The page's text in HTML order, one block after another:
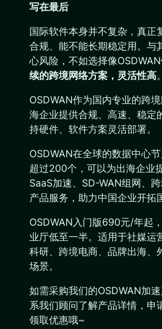
写在最后
国际软件本身并不复杂，真正
合规、能不能长期稳定用。与
心风险，不如选择像OSDWAN
续的跨境网络方案，灵活性高。
OSDWAN作为国内专业的跨
海企业提供合规、高速、稳定
持硬件、软件方案灵活部署。
OSDWAN在全球的数据中心
超过200个，可以为出海企业
SaaS加速、SD-WAN组网、
产品服务，助力中国企业开拓
OSDWAN入门版690元/年起
业厅低至一半。适用于社媒运
科研、跨境电商、品牌出海、
场景。
如需采购我们的OSDWAN加
系我们顾问了解产品详情，申
领取优惠哦~